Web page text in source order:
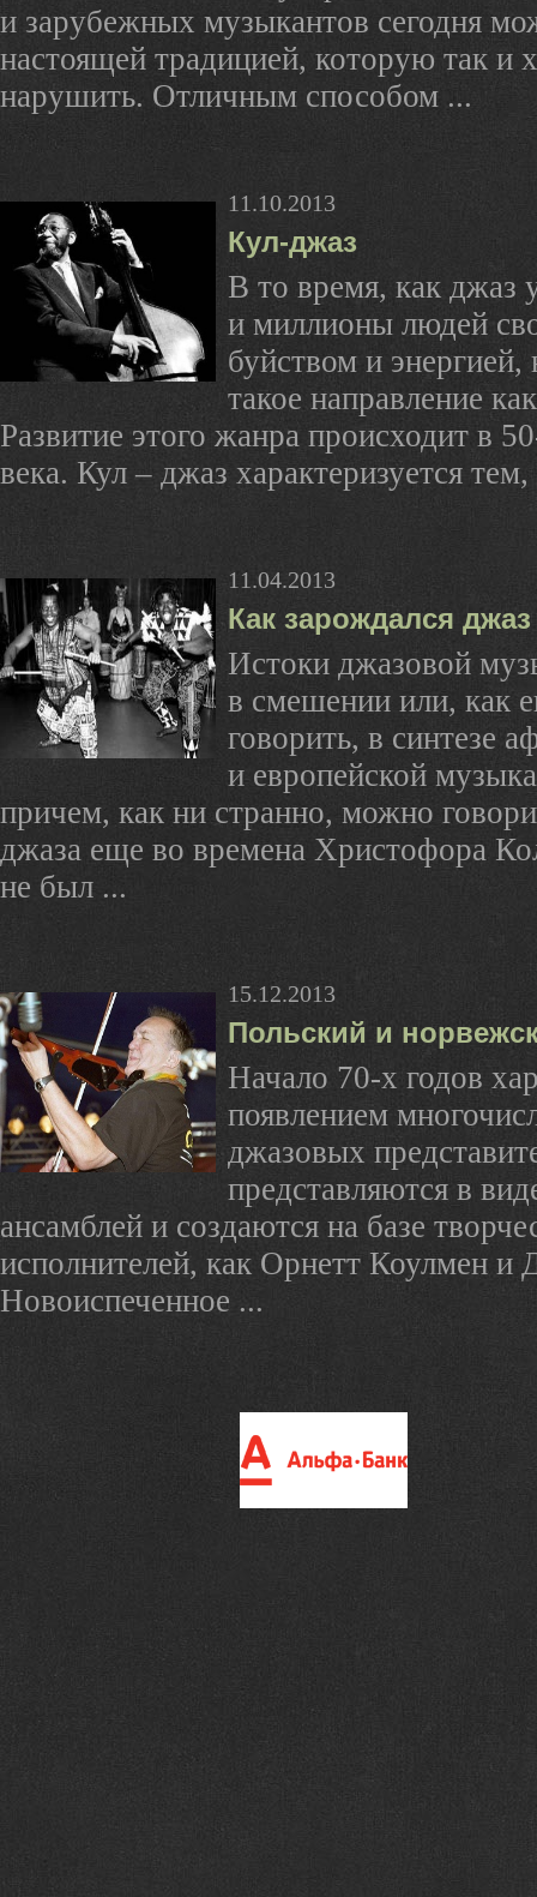
и зарубежных музыкантов сегодня
настоящей традицией, которую так и
нарушить. Отличным способом ...
11.10.2013
Кул-джаз
В то время, как джаз
и миллионы людей
буйством и энергией,
такое направление
Развитие этого жанра происходит в
века. Кул – джаз характеризуется
11.04.2013
Как зарождался джаз
Истоки джазовой
в смешении или, как
говорить, в синтезе
и европейской
причем, как ни странно, можно
джаза еще во времена Христофора
не был ...
15.12.2013
Польский и
Начало 70-х годов
появлением
джазовых
представляются в
ансамблей и создаются на базе
исполнителей, как Орнетт Коулмен и
Новоиспеченное ...